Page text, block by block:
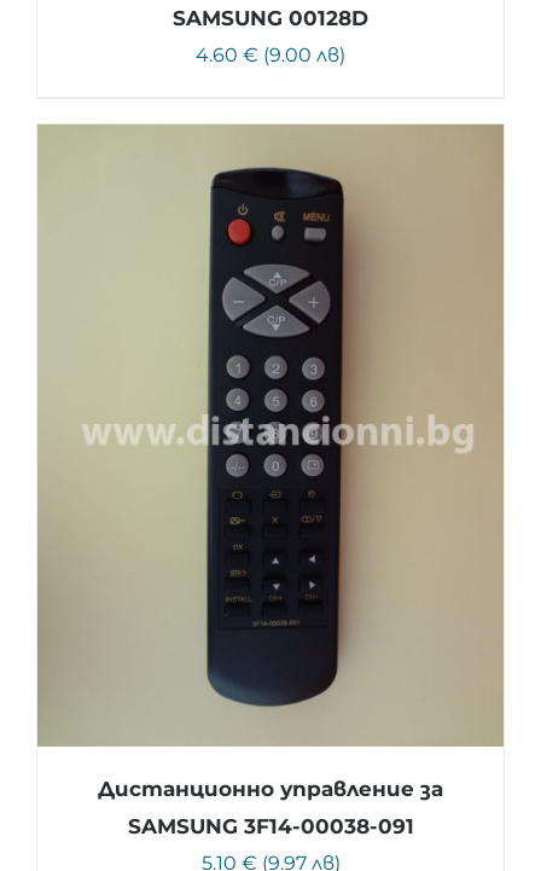
SAMSUNG 00128D
4.60 € (9.00 лв)
Дистанционно управление за
SAMSUNG 3F14-00038-091
5.10 € (9.97 лв)